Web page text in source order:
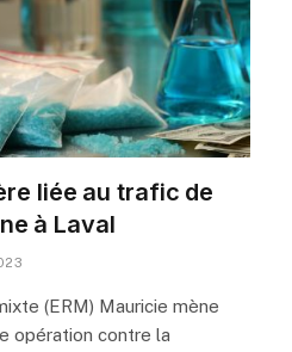
liée au trafic de
à Laval
(ERM) Mauricie mène
opération contre la